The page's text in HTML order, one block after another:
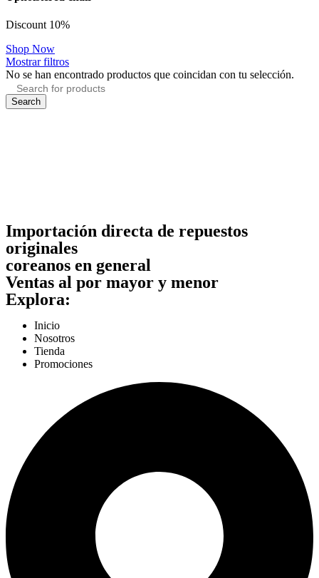
Discount 10%
Shop Now
Mostrar filtros
No se han encontrado productos que coincidan con tu selección.
Search
Importación directa de repuestos
originales
coreanos en general
Ventas al por mayor y menor
Explora:
Inicio
Nosotros
Tienda
Promociones